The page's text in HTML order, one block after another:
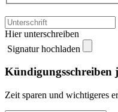
Hier unterschreiben
Signatur hochladen
Kündigungsschreiben
Zeit sparen und wichtigeres